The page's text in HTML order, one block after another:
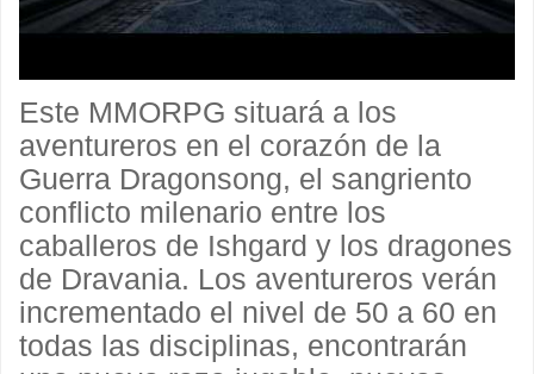
Este MMORPG situará a los
aventureros en el corazón de la
Guerra Dragonsong, el sangriento
conflicto milenario entre los
caballeros de Ishgard y los dragones
de Dravania. Los aventureros verán
incrementado el nivel de 50 a 60 en
todas las disciplinas, encontrarán